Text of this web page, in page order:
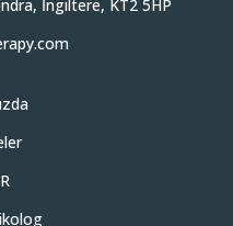
İngiltere, KT2 5HP